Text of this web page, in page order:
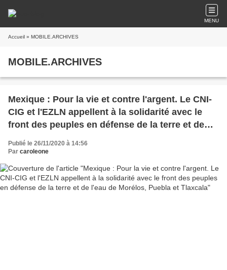
MENU
Accueil » MOBILE.ARCHIVES
MOBILE.ARCHIVES
Mexique : Pour la vie et contre l'argent. Le CNI-
CIG et l'EZLN appellent à la solidarité avec le
front des peuples en défense de la terre et de
l'eau de Morélos, Puebla et Tlaxcala
Publié le 26/11/2020 à 14:56
Par caroleone